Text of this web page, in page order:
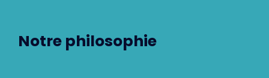
Notre philosophie